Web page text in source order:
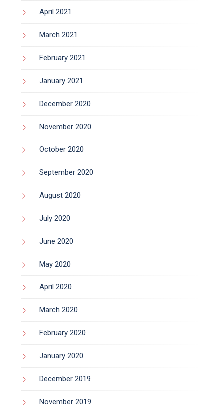
April 2021
March 2021
February 2021
January 2021
December 2020
November 2020
October 2020
September 2020
August 2020
July 2020
June 2020
May 2020
April 2020
March 2020
February 2020
January 2020
December 2019
November 2019